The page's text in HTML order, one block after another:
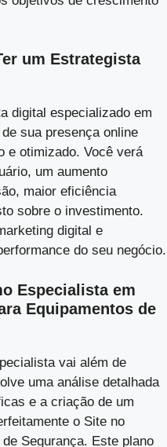
um Estrategista
digital especializado em
sua presença online
e otimizado. Você verá
um aumento
maior eficiência
sobre o investimento.
digital e
do seu negócio.
Especialista em
Equipamentos de
vai além de
uma análise detalhada
e a criação de um
o Site no
Segurança. Este plano